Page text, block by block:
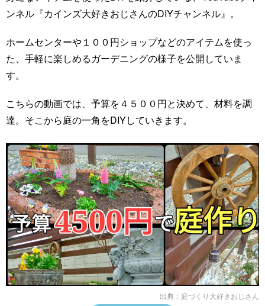
ンネル『カインズ大好きおじさんのDIYチャンネル』。
ホームセンターや１００円ショップなどのアイテムを使っ
た、手軽に楽しめるガーデニングの様子を公開していま
す。
こちらの動画では、予算を４５００円と決めて、材料を調
達。そこから庭の一角をDIYしていきます。
出典： 庭づくり大好きおじさん